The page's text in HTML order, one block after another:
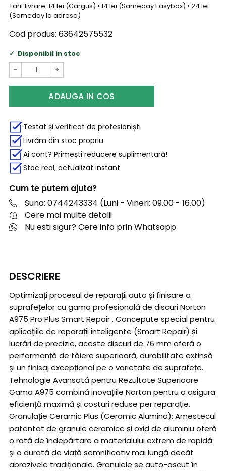
Tarif livrare: 14 lei (Cargus) • 14 lei (Sameday Easybox) • 24 lei
(Sameday la adresa)
Cod produs: 63642575532
Disponibil in stoc
− +
ADAUGA IN COS
Testat și verificat de profesioniști
Livrăm din stoc propriu
Ai cont? Primești reducere suplimentară!
Stoc real, actualizat instant
Cum te putem ajuta?
Suna: 0744243334 (Luni - Vineri: 09.00 - 16.00)
Cere mai multe detalii
Nu esti sigur? Cere info prin Whatsapp
DESCRIERE
Optimizați procesul de reparații auto și finisare a
suprafețelor cu gama profesională de discuri Norton
A975 Pro Plus Smart Repair . Concepute special pentru
aplicațiile de reparații inteligente (Smart Repair) și
lucrări de precizie, aceste discuri de 76 mm oferă o
performanță de tăiere superioară, durabilitate extinsă
și un finisaj excepțional pe o varietate de suprafețe.
Tehnologie Avansată pentru Rezultate Superioare
Gama A975 combină inovațiile Norton pentru a asigura
eficiență maximă și costuri reduse per reparație.
Granulație Ceramic Plus (Ceramic Alumina): Amestecul
patentat de granule ceramice și oxid de aluminiu oferă
o rată de îndepărtare a materialului extrem de rapidă
și o durată de viață semnificativ mai lungă decât
abrazivele tradiționale. Granulele se auto-ascut în